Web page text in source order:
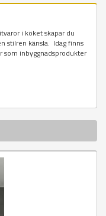
i köket skapar du
stilren känsla. Idag finns
som inbyggnadsprodukter